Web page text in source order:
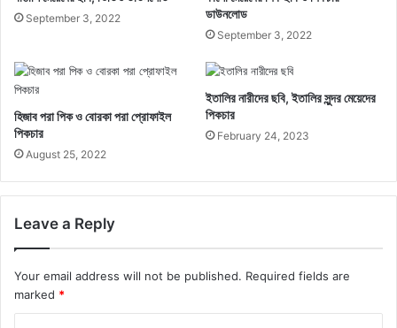
September 3, 2022
ডাউনলোড
September 3, 2022
হিজাব পরা পিক ও বোরকা পরা প্রোফাইল
পিকচার
August 25, 2022
ইতালির নারীদের ছবি, ইতালির সুন্দর মেয়েদের
পিকচার
February 24, 2023
Leave a Reply
Your email address will not be published. Required fields are
marked *